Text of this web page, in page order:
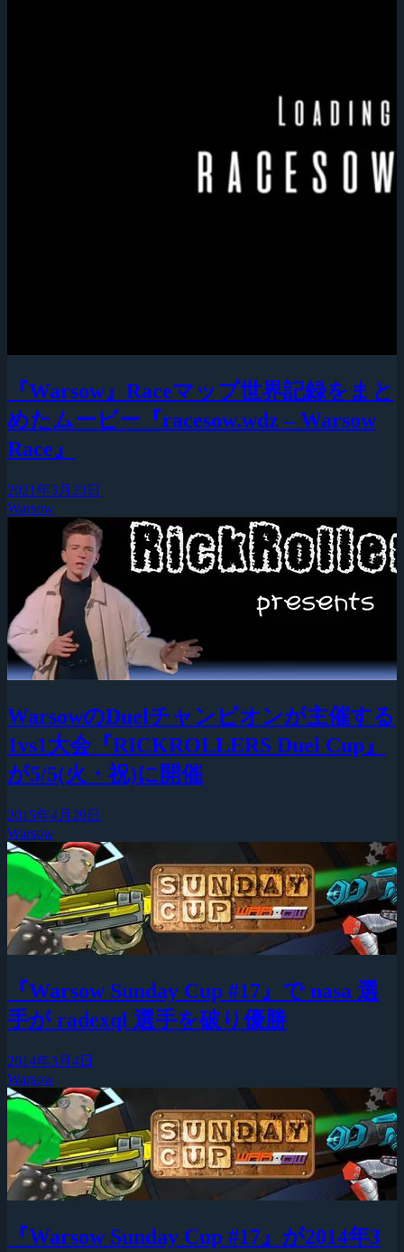
『Warsow』Raceマップ世界記録をまと
めたムービー『racesow.wdz – Warsow
Race』
2021年3月23日
Warsow
WarsowのDuelチャンピオンが主催する
1vs1大会『RICKROLLERS Duel Cup』
が5/5(火・祝)に開催
2015年4月29日
Warsow
『Warsow Sunday Cup #17』で nasa 選
手が radexql 選手を破り優勝
2014年3月4日
Warsow
『Warsow Sunday Cup #17』が2014年3